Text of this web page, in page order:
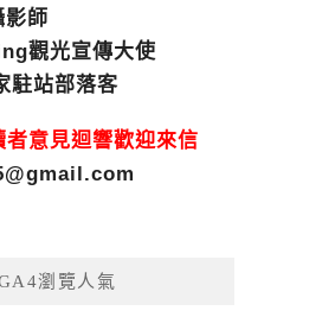
師
觀光宣傳大使
駐站部落客
者意見迴響歡迎來信
瀏覽人氣